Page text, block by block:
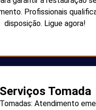
Profissionais
disposição. Ligue agora!
Serviços Tomada
Atendimento